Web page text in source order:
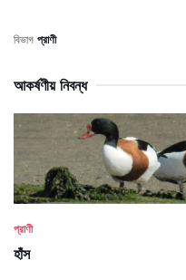
বিভাগ প্রাণী
আকর্ষণীয় নিবন্ধ
প্রাণী
হাঁস